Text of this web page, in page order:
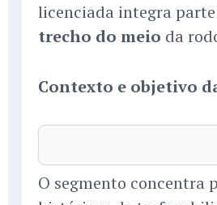
licenciada integra
trecho do meio da
Contexto e objetivo
O segmento concentra